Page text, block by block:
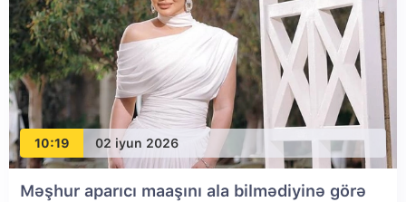
10:19 02 iyun 2026
Məşhur aparıcı maaşını ala bilmədiyinə görə